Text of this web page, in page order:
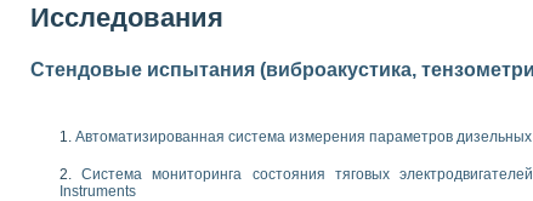
осадка в реальном времени
характеристик солнечных элементов и модулей
программно - аппаратного комплекса NI - Motion
тиристорным электроприводом
Исследования
Стендовые испытания (виброакустика,
Автоматизированная система измерения параметров
Система мониторинга состояния тяговых
Instruments